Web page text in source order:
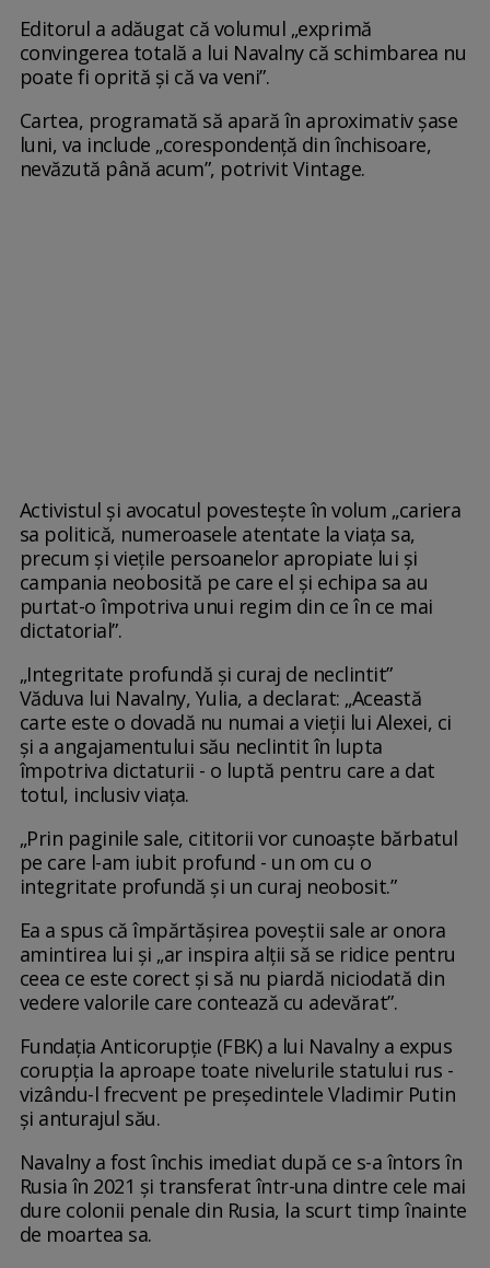
Editorul a adăugat că volumul „exprimă
convingerea totală a lui Navalny că schimbarea nu
poate fi oprită și că va veni”.
Cartea, programată să apară în aproximativ șase
luni, va include „corespondență din închisoare,
nevăzută până acum”, potrivit Vintage.
Activistul și avocatul povestește în volum „cariera
sa politică, numeroasele atentate la viața sa,
precum și viețile persoanelor apropiate lui și
campania neobosită pe care el și echipa sa au
purtat-o împotriva unui regim din ce în ce mai
dictatorial”.
„Integritate profundă și curaj de neclintit”
Văduva lui Navalny, Yulia, a declarat: „Această
carte este o dovadă nu numai a vieții lui Alexei, ci
și a angajamentului său neclintit în lupta
împotriva dictaturii - o luptă pentru care a dat
totul, inclusiv viața.
„Prin paginile sale, cititorii vor cunoaște bărbatul
pe care l-am iubit profund - un om cu o
integritate profundă și un curaj neobosit.”
Ea a spus că împărtășirea poveștii sale ar onora
amintirea lui și „ar inspira alții să se ridice pentru
ceea ce este corect și să nu piardă niciodată din
vedere valorile care contează cu adevărat”.
Fundația Anticorupție (FBK) a lui Navalny a expus
corupția la aproape toate nivelurile statului rus -
vizându-l frecvent pe președintele Vladimir Putin
și anturajul său.
Navalny a fost închis imediat după ce s-a întors în
Rusia în 2021 și transferat într-una dintre cele mai
dure colonii penale din Rusia, la scurt timp înainte
de moartea sa.